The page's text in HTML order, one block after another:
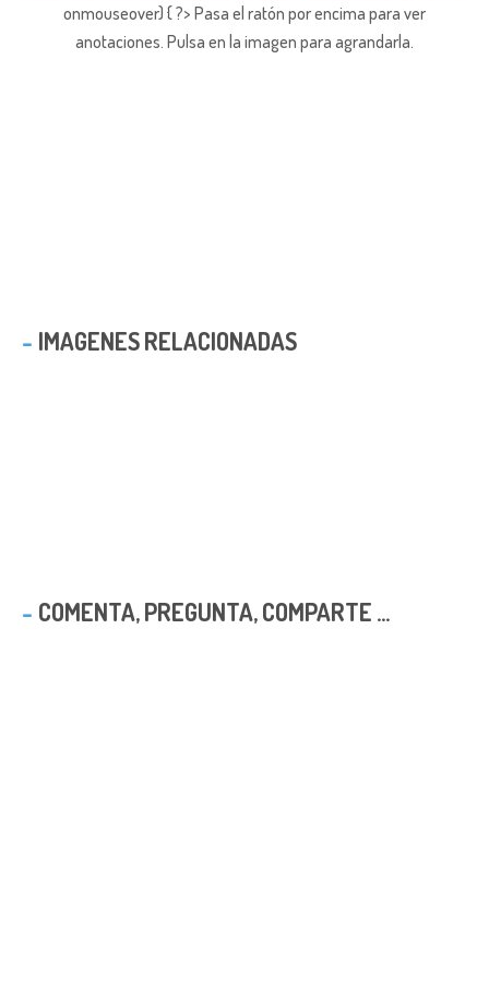
onmouseover) { ?> Pasa el ratón por encima para ver
anotaciones. Pulsa en la imagen para agrandarla.
IMAGENES RELACIONADAS
COMENTA, PREGUNTA, COMPARTE ...